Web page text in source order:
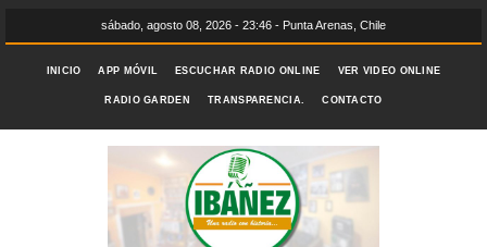
sábado, agosto 08, 2026 - 23:46 - Punta Arenas, Chile
INICIO APP MÓVIL ESCUCHAR RADIO ONLINE VER VIDEO ONLINE
RADIO GARDEN TRANSPARENCIA. CONTACTO